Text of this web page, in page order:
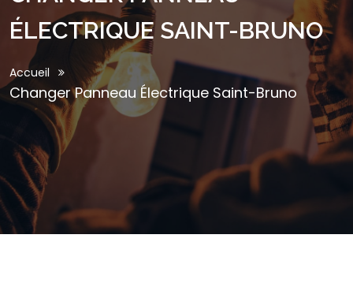
ÉLECTRIQUE SAINT-BRUNO
Accueil
Changer Panneau Électrique Saint-Bruno